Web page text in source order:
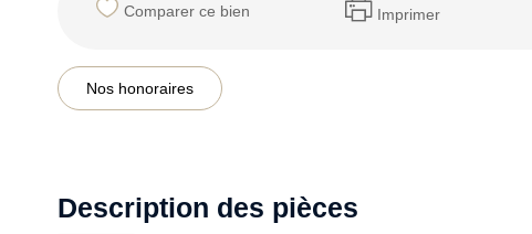
Comparer ce bien Imprimer
Nos honoraires
Description des pièces